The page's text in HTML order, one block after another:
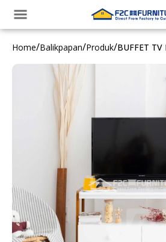
Home/Balikpapan/Produk/BUFFET TV